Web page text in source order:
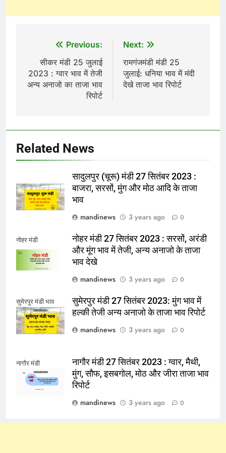
navigation
Previous:
सीकर मंडी 25 जुलाई
2023 : ग्वार भाव में तेजी
अन्य अनाजो का ताजा भाव
रिपोर्ट
Next:
रामगंजमंडी मंडी 25
जुलाई: धनिया भाव में मंदी
देखे ताजा भाव रिपोर्ट
Related News
सादुलपुर (चूरू) मंडी 27 सितंबर 2023 :
बाजरा, सरसों, मुंग और मोठ आदि के ताजा
भाव
mandinews
3 years ago 0
नोहर मंडी
नोहर मंडी 27 सितंबर 2023 : सरसों, अरंडी
और मूंग भाव में तेजी, अन्य अनाजो के ताजा
भाव देखे
mandinews
3 years ago 0
सुमेरपुर मंडी भाव
सुमेरपुर मंडी 27 सितंबर 2023: मुंग भाव में
हल्की तेजी अन्य अनाजो के ताजा भाव रिपोर्ट
mandinews
3 years ago 0
नागौर मंडी
नागौर मंडी 27 सितंबर 2023 : ग्वार, मैथी,
मुंग, सौफ, इसबगोल, मोठ और जीरा ताजा भाव
रिपोर्ट
mandinews
3 years ago 0